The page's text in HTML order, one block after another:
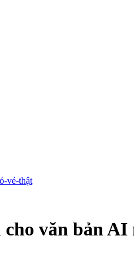
vẻ-thật
văn bản AI